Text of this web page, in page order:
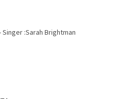
:Sarah Brightman